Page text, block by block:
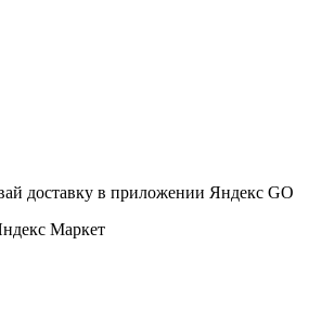
доставку в приложении Яндекс GO
Маркет